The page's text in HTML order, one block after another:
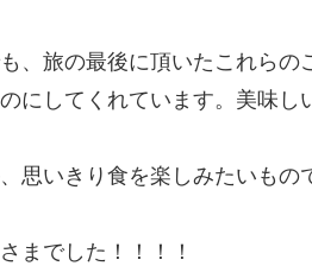
、旅の最後に頂いたこれら
にしてくれています。美味し
思いきり食を楽しみたいもの
までした！！！！